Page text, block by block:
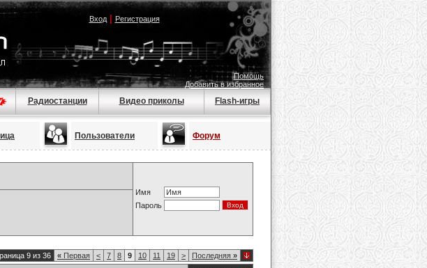
Вход| Регистрация
Помощь
Добавить в избранное
Радиостанции Видео приколы Flash-игры
Пользователи Форум
Имя
Пароль
9 из 36 « Первая < 7 8 9 10 11 19 > Последняя »